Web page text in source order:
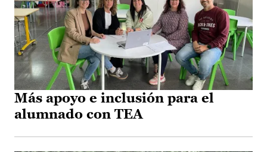
Más apoyo e inclusión para el
alumnado con TEA